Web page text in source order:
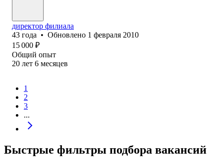
директор филиала
43 года • Обновлено 1 февраля 2010
15 000 ₽
Общий опыт
20 лет 6 месяцев
1
2
3
...
Быстрые фильтры подбора вакансий